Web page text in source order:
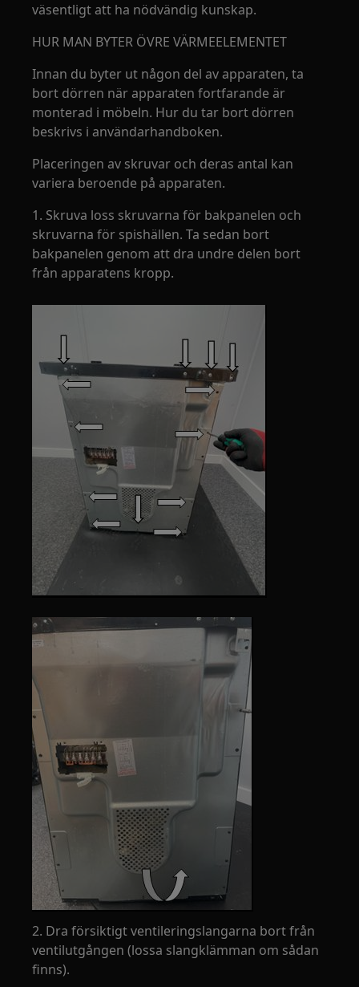
väsentligt att ha nödvändig kunskap.
HUR MAN BYTER ÖVRE VÄRMEELEMENTET
Innan du byter ut någon del av apparaten, ta
bort dörren när apparaten fortfarande är
monterad i möbeln. Hur du tar bort dörren
beskrivs i användarhandboken.
Placeringen av skruvar och deras antal kan
variera beroende på apparaten.
1. Skruva loss skruvarna för bakpanelen och
skruvarna för spishällen. Ta sedan bort
bakpanelen genom att dra undre delen bort
från apparatens kropp.
2. Dra försiktigt ventileringslangarna bort från
ventilutgången (lossa slangklämman om sådan
finns).